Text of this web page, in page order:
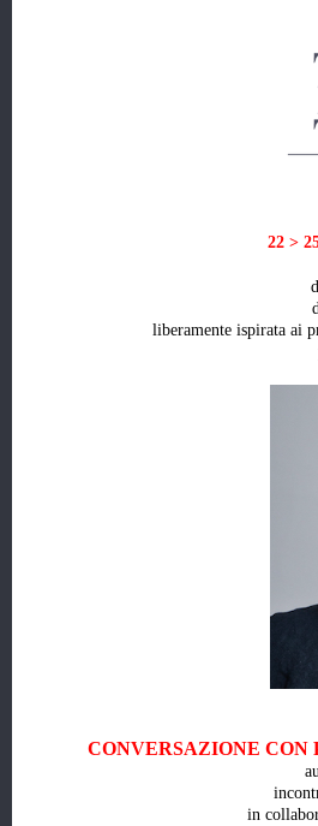
22 >
liberamente ispirata ai
CONVERSAZIONE CON
in